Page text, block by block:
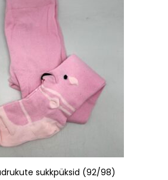
sukkpüksid (92/98)